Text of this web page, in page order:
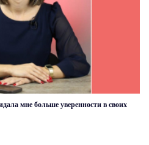
мне больше уверенности в своих